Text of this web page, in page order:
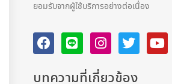
ยอมรับจากผู้ใช้บริการอย่างต่อเนื่อง
บทความที่เกี่ยวข้อง